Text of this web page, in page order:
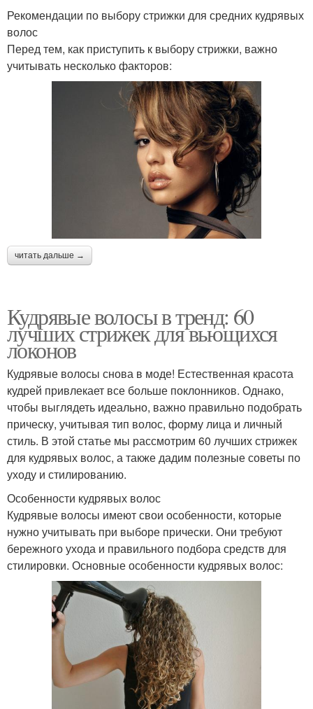
Рекомендации по выбору стрижки для средних кудрявых
волос
Перед тем, как приступить к выбору стрижки, важно
учитывать несколько факторов:
читать дальше →
Кудрявые волосы в тренд: 60
лучших стрижек для вьющихся
локонов
Кудрявые волосы снова в моде! Естественная красота
кудрей привлекает все больше поклонников. Однако,
чтобы выглядеть идеально, важно правильно подобрать
прическу, учитывая тип волос, форму лица и личный
стиль. В этой статье мы рассмотрим 60 лучших стрижек
для кудрявых волос, а также дадим полезные советы по
уходу и стилированию.
Особенности кудрявых волос
Кудрявые волосы имеют свои особенности, которые
нужно учитывать при выборе прически. Они требуют
бережного ухода и правильного подбора средств для
стилировки. Основные особенности кудрявых волос: